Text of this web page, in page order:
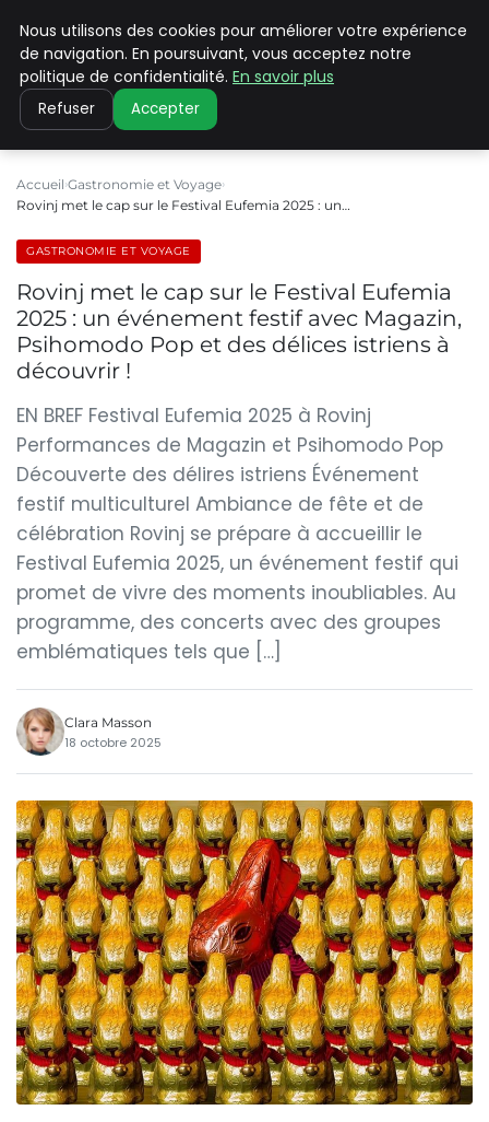
PILAT PATRIMOINES
Accueil Gastronomie et Voyage
Rovinj met le cap sur le Festival Eufemia 2025 : un…
GASTRONOMIE ET VOYAGE
Rovinj met le cap sur le Festival Eufemia
2025 : un événement festif avec Magazin,
Psihomodo Pop et des délices istriens à
découvrir !
EN BREF Festival Eufemia 2025 à Rovinj
Performances de Magazin et Psihomodo Pop
Découverte des délires istriens Événement
festif multiculturel Ambiance de fête et de
célébration Rovinj se prépare à accueillir le
Festival Eufemia 2025, un événement festif qui
promet de vivre des moments inoubliables. Au
programme, des concerts avec des groupes
emblématiques tels que […]
Clara Masson
18 octobre 2025
Nous utilisons des cookies pour améliorer votre expérience
de navigation. En poursuivant, vous acceptez notre
politique de confidentialité. En savoir plus
Refuser Accepter